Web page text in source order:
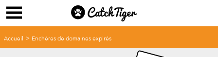
Accueil > Enchères de domaines expirés